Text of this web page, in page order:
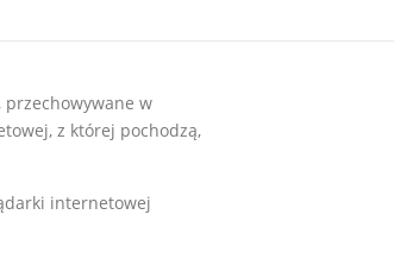
przechowywane w
z której pochodzą,
internetowej